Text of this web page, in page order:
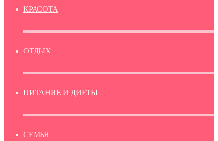
КРАСОТА
ОТДЫХ
ПИТАНИЕ И ДИЕТЫ
СЕМЬЯ